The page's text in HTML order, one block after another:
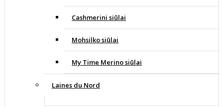
Cashmerini siūlai
Mohsilko siūlai
My Time Merino siūlai
Laines du Nord